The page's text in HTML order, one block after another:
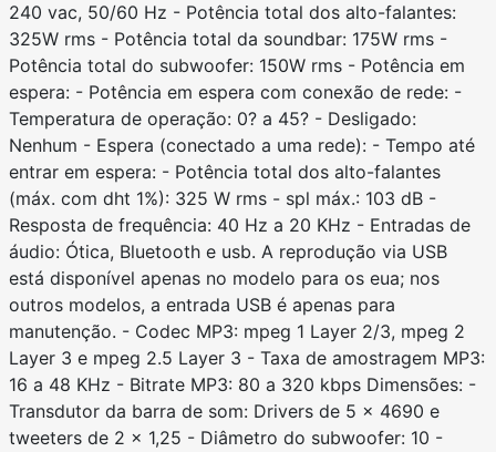
240 vac, 50/60 Hz - Potência total dos alto-falantes:
325W rms - Potência total da soundbar: 175W rms -
Potência total do subwoofer: 150W rms - Potência em
espera: - Potência em espera com conexão de rede: -
Temperatura de operação: 0? a 45? - Desligado:
Nenhum - Espera (conectado a uma rede): - Tempo até
entrar em espera: - Potência total dos alto-falantes
(máx. com dht 1%): 325 W rms - spl máx.: 103 dB -
Resposta de frequência: 40 Hz a 20 KHz - Entradas de
áudio: Ótica, Bluetooth e usb. A reprodução via USB
está disponível apenas no modelo para os eua; nos
outros modelos, a entrada USB é apenas para
manutenção. - Codec MP3: mpeg 1 Layer 2/3, mpeg 2
Layer 3 e mpeg 2.5 Layer 3 - Taxa de amostragem MP3:
16 a 48 KHz - Bitrate MP3: 80 a 320 kbps Dimensões: -
Transdutor da barra de som: Drivers de 5 x 4690 e
tweeters de 2 x 1,25 - Diâmetro do subwoofer: 10 -